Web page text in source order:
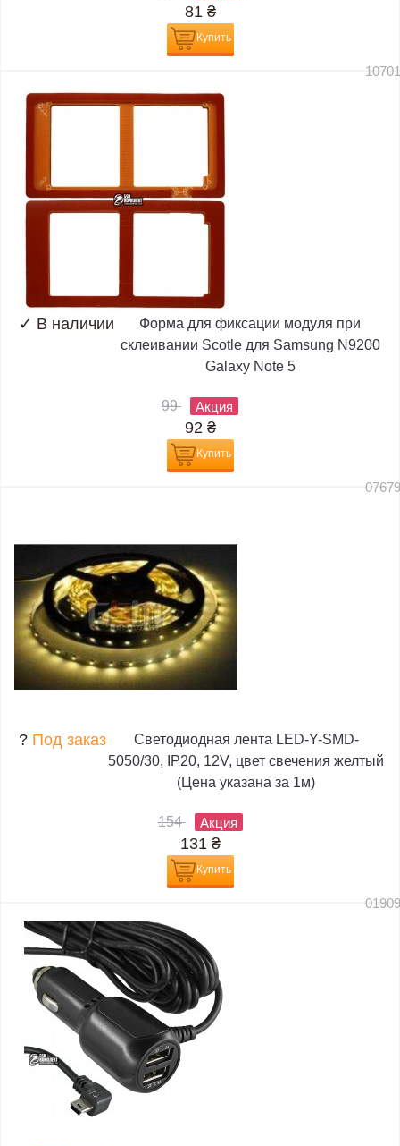
81 ₴
Купить
✓ В наличии
Форма для фиксации модуля при
склеивании Scotle для Samsung N9200
Galaxy Note 5
99 Акция
92 ₴
Купить
? Под заказ
Светодиодная лента LED-Y-SMD-
5050/30, IP20, 12V, цвет свечения желтый
(Цена указана за 1м)
154 Акция
131 ₴
Купить